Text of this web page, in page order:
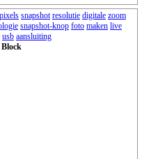
snapshot resolutie digitale zoom
snapshot-knop foto maken live
usb aansluiting
Block